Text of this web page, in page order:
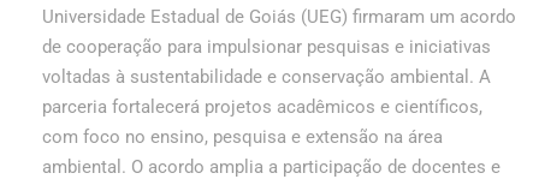
Universidade Estadual de Goiás (UEG) firmaram um acordo
de cooperação para impulsionar pesquisas e iniciativas
voltadas à sustentabilidade e conservação ambiental. A
parceria fortalecerá projetos acadêmicos e científicos,
com foco no ensino, pesquisa e extensão na área
ambiental. O acordo amplia a participação de docentes e